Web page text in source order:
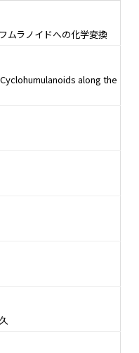
ムラノイドへの化学変換
along the